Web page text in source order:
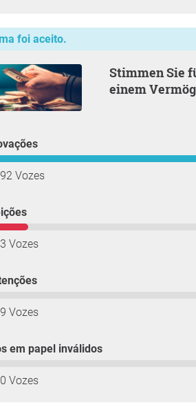
foi aceito.
Stimmen Sie für die Einführung einer Vermögensteuer ab
einem
Vozes
Vozes
Vozes
em papel inválidos
Vozes